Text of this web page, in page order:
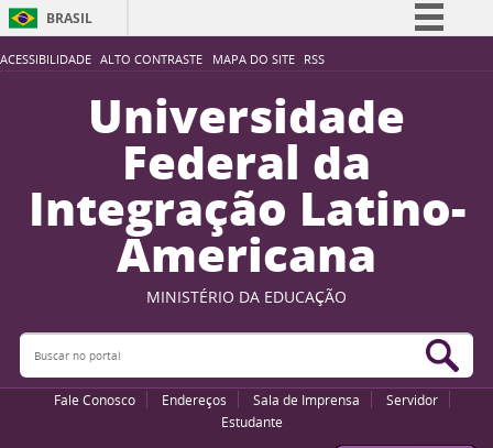
ACESSIBILIDADE ALTO CONTRASTE MAPA DO SITE RSS
BRASIL
Simplifique!
Participe
Acesso à informação
Legislação
Canais
Universidade
Federal da
Integração Latino-
Americana
MINISTÉRIO DA EDUCAÇÃO
Buscar no portal
Fale Conosco Endereços Sala de Imprensa
Servidor
Estudante